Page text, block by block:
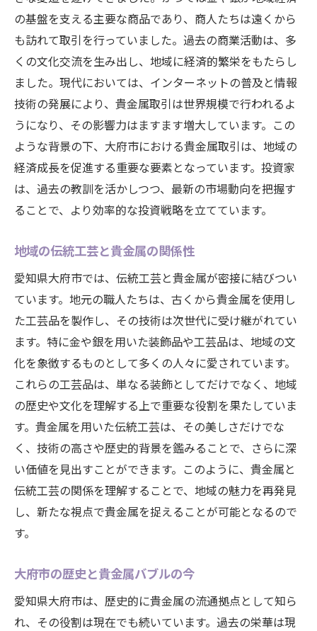
の基盤を支える主要な商品であり、商人たちは遠くから
も訪れて取引を行っていました。過去の商業活動は、多
くの文化交流を生み出し、地域に経済的繁栄をもたらし
ました。現代においては、インターネットの普及と情報
技術の発展により、貴金属取引は世界規模で行われるよ
うになり、その影響力はますます増大しています。この
ような背景の下、大府市における貴金属取引は、地域の
経済成長を促進する重要な要素となっています。投資家
は、過去の教訓を活かしつつ、最新の市場動向を把握す
ることで、より効率的な投資戦略を立てています。
地域の伝統工芸と貴金属の関係性
愛知県大府市では、伝統工芸と貴金属が密接に結びつい
ています。地元の職人たちは、古くから貴金属を使用し
た工芸品を製作し、その技術は次世代に受け継がれてい
ます。特に金や銀を用いた装飾品や工芸品は、地域の文
化を象徴するものとして多くの人々に愛されています。
これらの工芸品は、単なる装飾としてだけでなく、地域
の歴史や文化を理解する上で重要な役割を果たしていま
す。貴金属を用いた伝統工芸は、その美しさだけでな
く、技術の高さや歴史的背景を鑑みることで、さらに深
い価値を見出すことができます。このように、貴金属と
伝統工芸の関係を理解することで、地域の魅力を再発見
し、新たな視点で貴金属を捉えることが可能となるので
す。
大府市の歴史と貴金属バブルの今
愛知県大府市は、歴史的に貴金属の流通拠点として知ら
れ、その役割は現在でも続いています。過去の栄華は現